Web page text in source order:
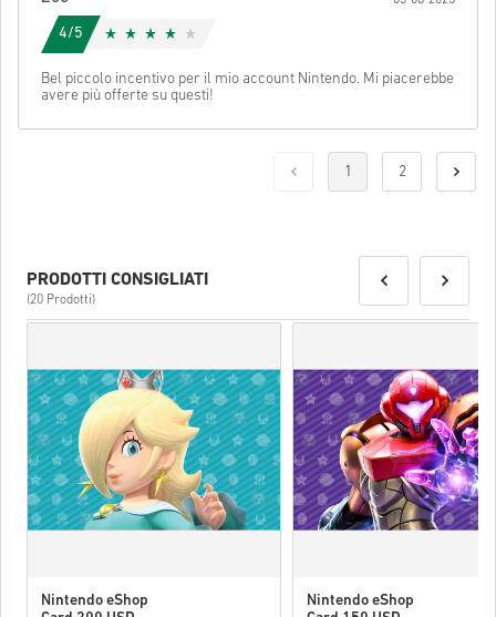
al tuo codice.
4/5
Bel piccolo incentivo per il mio account Nintendo. Mi piacerebbe
avere più offerte su questi!
1 2
PRODOTTI CONSIGLIATI
(20 Prodotti)
Nintendo eShop
Nintendo eShop